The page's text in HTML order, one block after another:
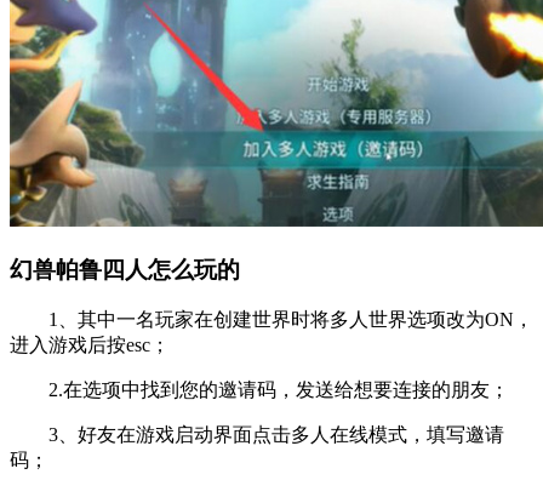
幻兽帕鲁四人怎么玩的
1、其中一名玩家在创建世界时将多人世界选项改为ON，
进入游戏后按esc；
2.在选项中找到您的邀请码，发送给想要连接的朋友；
3、好友在游戏启动界面点击多人在线模式，填写邀请
码；